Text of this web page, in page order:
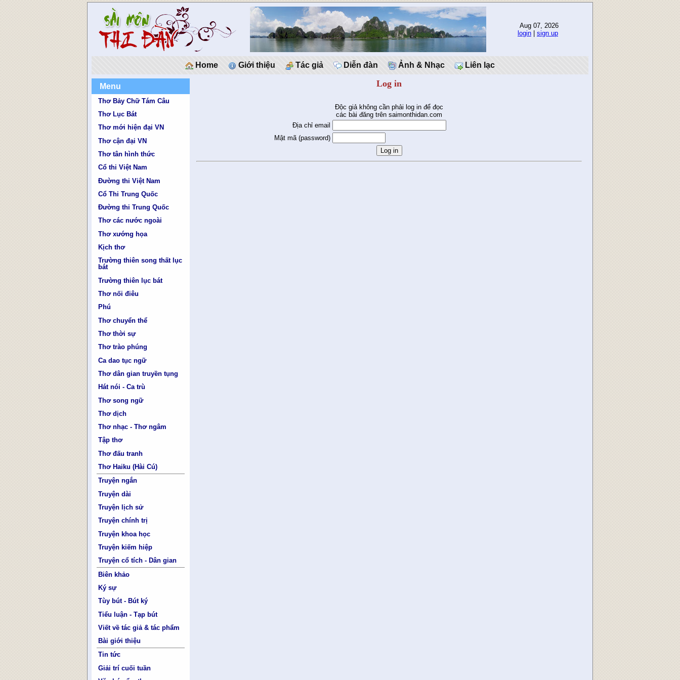
Aug 07, 2026
login
sign up
Home Giới thiệu Tác giả Diễn đàn Ảnh & Nhạc Liên lạc
Menu
Thơ Bảy Chữ Tám Câu
Thơ Lục Bát
Thơ mới hiện đại VN
Thơ cận đại VN
Thơ tân hình thức
Cổ thi Việt Nam
Đường thi Việt Nam
Cổ Thi Trung Quốc
Đường thi Trung Quốc
Thơ các nước ngoài
Thơ xướng họa
Kịch thơ
Trường thiên song thất lục
bát
Trường thiên lục bát
Thơ nối điêu
Phú
Thơ chuyển thể
Thơ thời sự
Thơ trào phúng
Ca dao tục ngữ
Thơ dân gian truyền tụng
Hát nói - Ca trù
Thơ song ngữ
Thơ dịch
Thơ nhạc - Thơ ngâm
Tập thơ
Thơ đấu tranh
Thơ Haiku (Hài Cú)
Truyện ngắn
Truyện dài
Truyện lịch sử
Truyện chính trị
Truyện khoa học
Truyện kiếm hiệp
Truyện cổ tích - Dân gian
Biên khảo
Ký sự
Tùy bút - Bút ký
Tiểu luận - Tạp bút
Viết về tác giả & tác phẩm
Bài giới thiệu
Tin tức
Giải trí cuối tuần
Log in
Độc giả không cần phải log in để đọc
các bài đăng trên saimonthidan.com
Địa chỉ email
Mật mã (password)